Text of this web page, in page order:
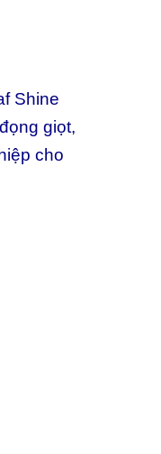
Shine
giọt,
cho